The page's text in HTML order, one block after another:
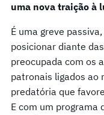
uma nova traição à
É uma greve
posicionar diante
preocupada com os
patronais ligados ao
predatória que
E com um programa